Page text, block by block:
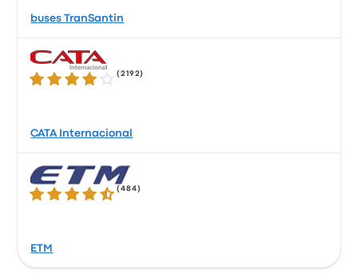
buses TranSantin
3.9 / 5 星 (2192)
CATA Internacional
4.3 / 5 星 (484 )
ETM